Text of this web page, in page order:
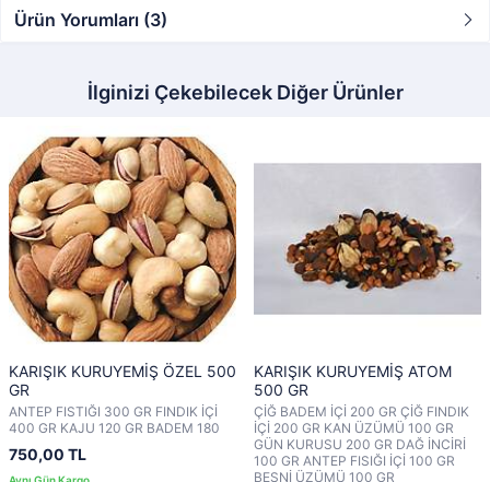
Ürün Yorumları (3)
İlginizi Çekebilecek Diğer Ürünler
KARIŞIK KURUYEMİŞ ÖZEL 500
GR
ANTEP FISTIĞI 300 GR FINDIK İÇİ
400 GR KAJU 120 GR BADEM 180
750,00 TL
KARIŞIK KURUYEMİŞ ATOM
500 GR
ÇİĞ BADEM İÇİ 200 GR ÇİĞ FINDIK
İÇİ 200 GR KAN ÜZÜMÜ 100 GR
GÜN KURUSU 200 GR DAĞ İNCİRİ
100 GR ANTEP FISIĞI İÇİ 100 GR
BESNİ ÜZÜMÜ 100 GR